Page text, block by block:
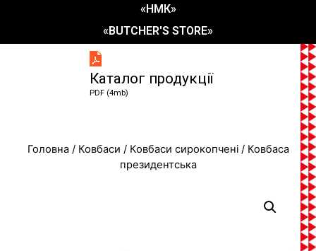
«НМК»
«BUTCHER'S STORE»
Каталог продукції
PDF (4mb)
Головна/ Ковбаси / Ковбаси сирокопчені/ Ковбаса
президентська